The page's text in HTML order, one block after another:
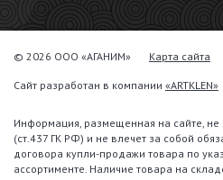
© 2026 ООО «АГАНИМ» Карта сайта
Сайт разработан в компании «ARTKLEN»
Информация, размещенная на сайте, не
(ст.437 ГК РФ) и не влечет за собой
договора купли-продажи товара по
ассортименте. Наличие товара на